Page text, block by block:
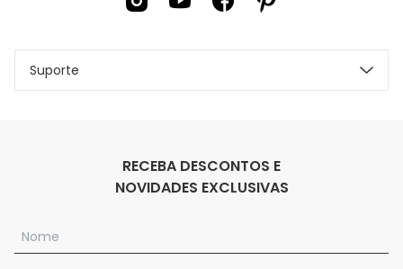
Suporte
RECEBA DESCONTOS E
NOVIDADES EXCLUSIVAS